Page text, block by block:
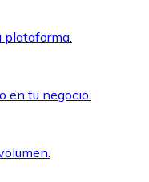
plataforma.
en tu negocio.